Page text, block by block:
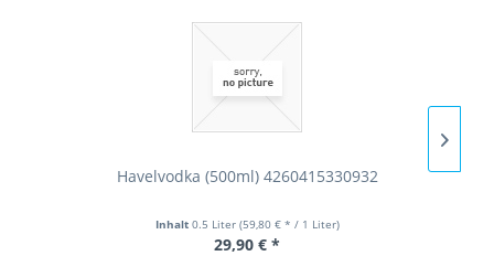
Havelvodka (500ml) 4260415330932
Inhalt 0.5 Liter (59,80 € * / 1 Liter)
29,90 € *